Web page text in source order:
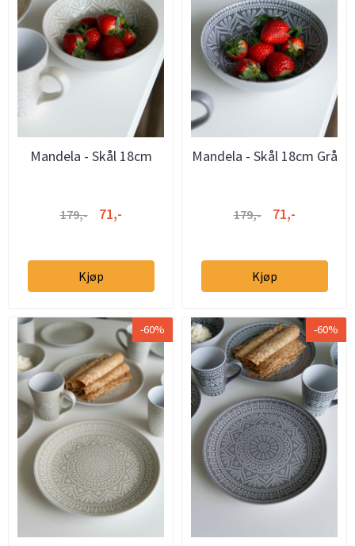
Mandela - Skål 18cm
179,- 71,-
Kjøp
Mandela - Skål 18cm Grå
179,- 71,-
Kjøp
-60% -60%